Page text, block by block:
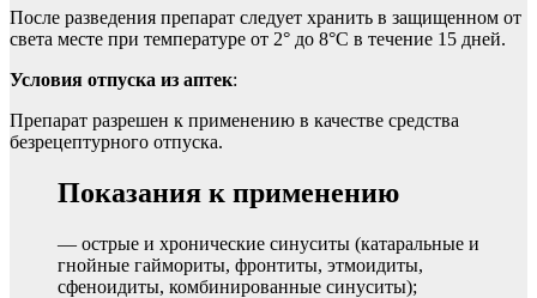
После разведения препарат следует хранить в защищенном от
света месте при температуре от 2° до 8°С в течение 15 дней.
Условия отпуска из аптек:
Препарат разрешен к применению в качестве средства
безрецептурного отпуска.
Показания к применению
— острые и хронические синуситы (катаральные и
гнойные гаймориты, фронтиты, этмоидиты,
сфеноидиты, комбинированные синуситы);